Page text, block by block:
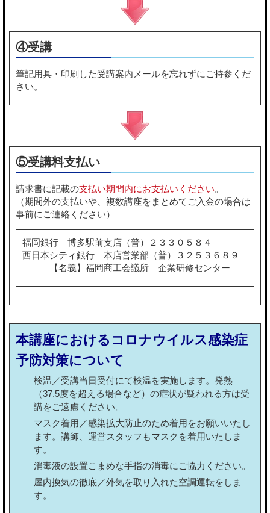
④受講
筆記用具・印刷した受講案内メールを忘れずにご持参くだ
さい。
⑤受講料支払い
請求書に記載の支払い期間内にお支払いください。
（期間外の支払いや、複数講座をまとめてご入金の場合は
事前にご連絡ください）
福岡銀行 博多駅前支店（普）２３３０５８４
西日本シティ銀行 本店営業部（普）３２５３６８９
【名義】福岡商工会議所 企業研修センター
本講座におけるコロナウイルス感染症
予防対策について
検温／受講当日受付にて検温を実施します。発熱
（37.5度を超える場合など）の症状が疑われる方は受
講をご遠慮ください。
マスク着用／感染拡大防止のため着用をお願いいたし
ます。講師、運営スタッフもマスクを着用いたしま
す。
消毒液の設置こまめな手指の消毒にご協力ください。
屋内換気の徹底／外気を取り入れた空調運転をしま
す。